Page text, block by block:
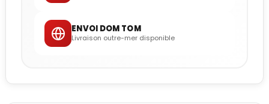
ENVOI DOM TOM
Livraison outre-mer disponible